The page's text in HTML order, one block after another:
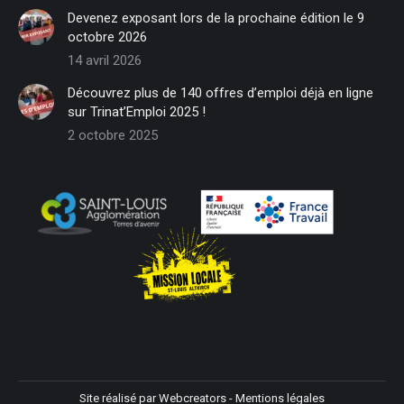
in
new
window
new
window
in
new
window
in
new
window
in
new
window
in
Devenez exposant lors de la prochaine édition le 9
octobre 2026
14 avril 2026
Découvrez plus de 140 offres d’emploi déjà en ligne
sur Trinat’Emploi 2025 !
2 octobre 2025
Site réalisé parWebcreators - Mentions légales